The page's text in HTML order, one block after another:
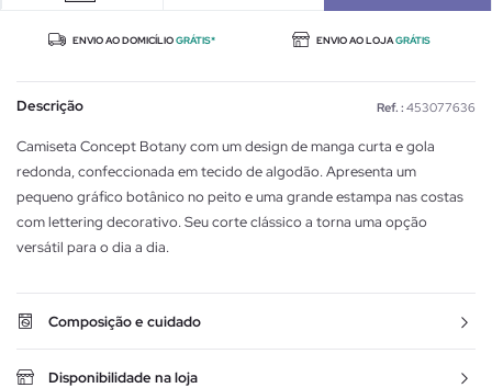
ENVIO AO DOMICÍLIOGRÁTIS* ENVIO AO LOJAGRÁTIS
Descrição Ref. : 453077636
Camiseta Concept Botany com um design de manga curta e gola
redonda, confeccionada em tecido de algodão. Apresenta um
pequeno gráfico botânico no peito e uma grande estampa nas costas
com lettering decorativo. Seu corte clássico a torna uma opção
versátil para o dia a dia.
Composição e cuidado
Disponibilidade na loja